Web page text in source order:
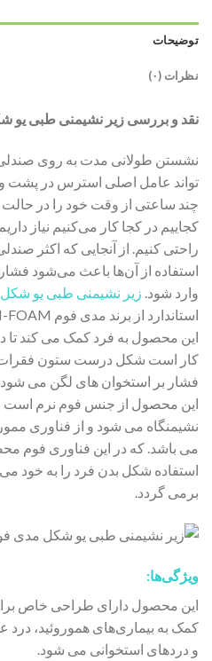
توضیحات
نظرات (۰)
نقد و بررسی زیر نشیمنی طبی یو
نشستن طولانی مدت به روی
تواند عامل اصلی استرس در پشت و
چند ساعتی از وقت خود را در حالت
کجاییم در کجا کار می‌کنیم نیاز
راحتی کنیم. از آنجایی که اکثر
استفاده از آن‌ها باعث می‌شود
وارد شود. زیر نشیمنی طبی یو شکل
استاندارد از برند مدی فوم MEDI-FOAM می باشد.
این محصول به فرد کمک می کند
کار است شکل درست ستون
فشار بر استخوان های لگن می شود.
این محصول از جنس فوم نرم است
نشیمنگاه می شود و از فناوری
می باشد. که در این فناوری فوم
استفاده شکل بدن فرد را به خود
برمی گردد.
ویژگی‌ها:
این محصول دارای طراحی خاص
کمک به بیماری‌های هموروئید، درد
و دردهای استخوانی می شود.